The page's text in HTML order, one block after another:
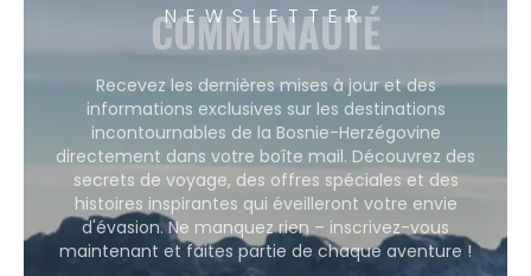
NEWSLETTER
COMMUNAUTÉ
Recevez les dernières mises à jour et des
informations exclusives sur les destinations
incontournables de la Bosnie-Herzégovine
directement dans votre boîte mail. Découvrez des
secrets de voyage, des offres spéciales et des
histoires inspirantes qui éveilleront votre envie
d'évasion. Ne manquez rien – inscrivez-vous
maintenant et faites partie de chaque aventure !